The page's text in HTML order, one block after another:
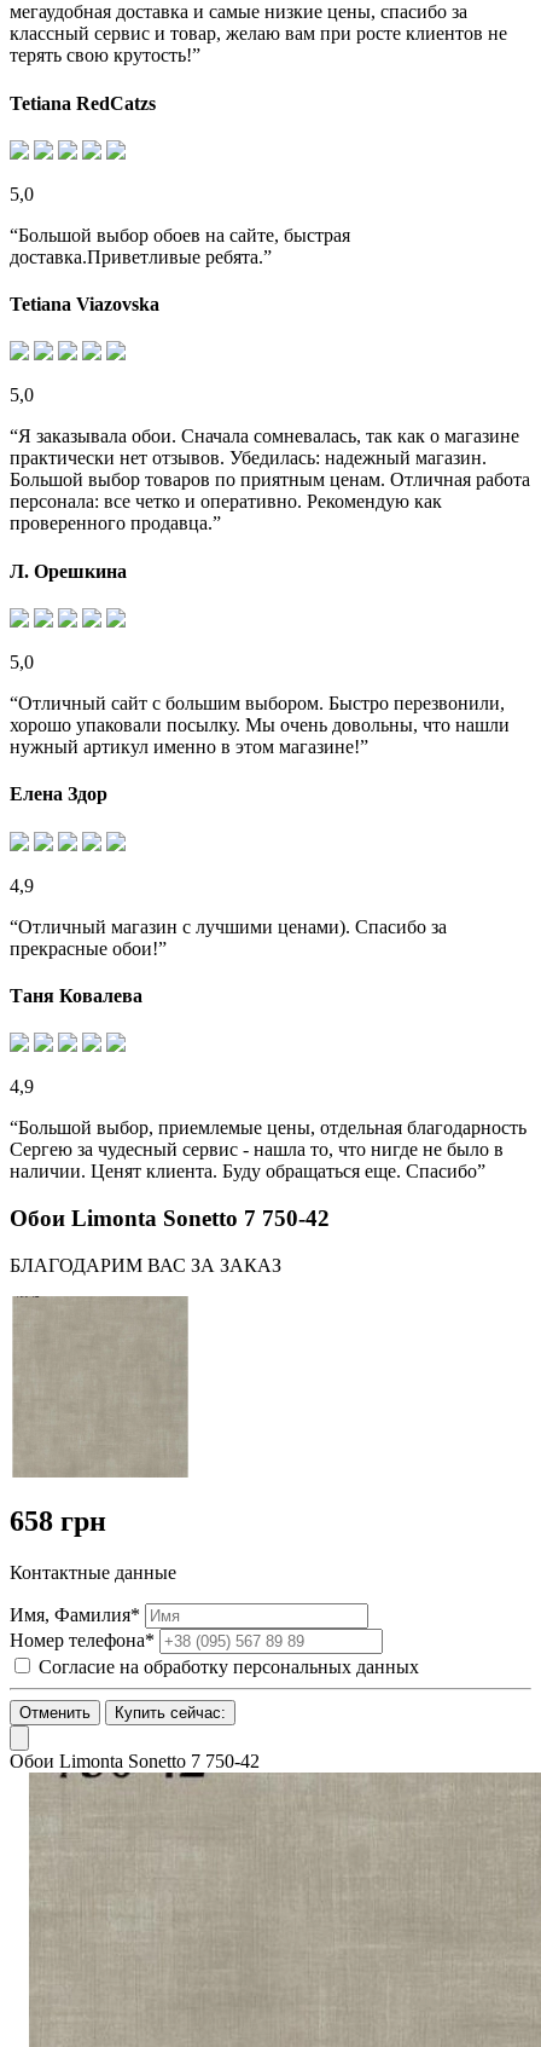
мегаудобная доставка и самые низкие цены, спасибо за
классный сервис и товар, желаю вам при росте клиентов не
терять свою крутость!”
Tetiana RedCatzs
5,0
“Большой выбор обоев на сайте, быстрая
доставка.Приветливые ребята.”
Tetiana Viazovska
5,0
“Я заказывала обои. Сначала сомневалась, так как о магазине
практически нет отзывов. Убедилась: надежный магазин.
Большой выбор товаров по приятным ценам. Отличная работа
персонала: все четко и оперативно. Рекомендую как
проверенного продавца.”
Л. Орешкина
5,0
“Отличный сайт с большим выбором. Быстро перезвонили,
хорошо упаковали посылку. Мы очень довольны, что нашли
нужный артикул именно в этом магазине!”
Елена Здор
4,9
“Отличный магазин с лучшими ценами). Спасибо за
прекрасные обои!”
Таня Ковалева
4,9
“Большой выбор, приемлемые цены, отдельная благодарность
Сергею за чудесный сервис - нашла то, что нигде не было в
наличии. Ценят клиента. Буду обращаться еще. Спасибо”
Обои Limonta Sonetto 7 750-42
БЛАГОДАРИМ ВАС ЗА ЗАКАЗ
658 грн
Контактные данные
Имя, Фамилия*
Номер телефона*
Согласие на обработку персональных данных
Отменить Купить сейчас:
Обои Limonta Sonetto 7 750-42